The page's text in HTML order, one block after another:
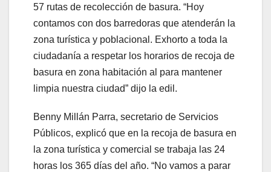
57 rutas de recolección de basura. “Hoy
contamos con dos barredoras que atenderán la
zona turística y poblacional. Exhorto a toda la
ciudadanía a respetar los horarios de recoja de
basura en zona habitación al para mantener
limpia nuestra ciudad” dijo la edil.
Benny Millán Parra, secretario de Servicios
Públicos, explicó que en la recoja de basura en
la zona turística y comercial se trabaja las 24
horas los 365 días del año. “No vamos a parar